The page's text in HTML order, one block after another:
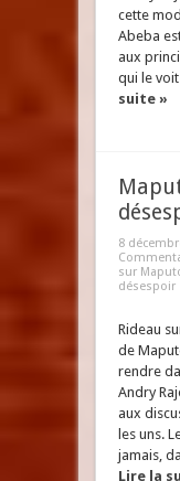
cette
Abeba
aux
qui le voit
suite »
8
sur
désespoir
Rideau
de
rendre
Andry
aux
les uns.
jamais,
Lire la